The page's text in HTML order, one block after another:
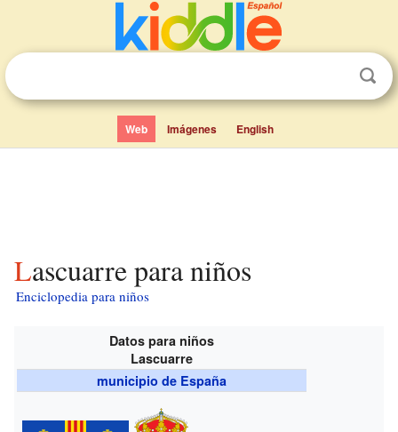
Web Imágenes English
Lascuarre para niños
Enciclopedia para niños
Datos para niños
Lascuarre
municipio de España